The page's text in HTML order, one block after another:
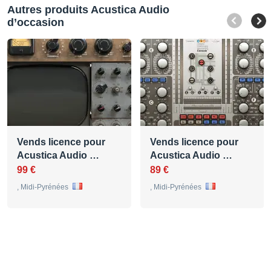
Autres produits Acustica Audio
d’occasion
Vends licence pour
Acustica Audio …
99 €
, Midi-Pyrénées
Vends licence pour
Acustica Audio …
89 €
, Midi-Pyrénées